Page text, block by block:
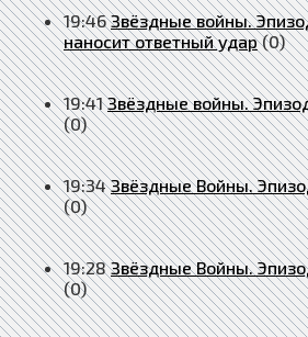
19:46 Звёздные войны.
наносит ответный удар (0)
19:41 Звёздные войны.
(0)
19:34 Звёздные Войны.
(0)
19:28 Звёздные Войны.
(0)